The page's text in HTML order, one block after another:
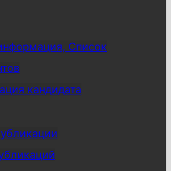
Список
кандидата